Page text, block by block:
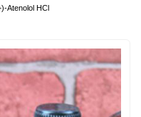
Atenolol HCl